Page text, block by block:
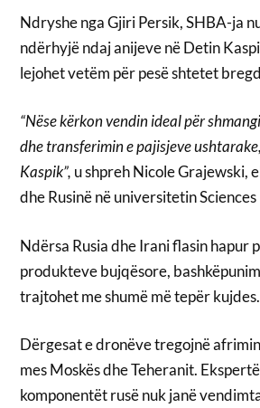
Ndryshe nga Gjiri Persik, SHBA-ja
ndërhyjë ndaj anijeve në Detin
lejohet vetëm për pesë shtetet
“Nëse kërkon vendin ideal për
dhe transferimin e pajisjeve
Kaspik”, u shpreh Nicole Grajewski,
dhe Rusinë në universitetin Sciences
Ndërsa Rusia dhe Irani flasin hapur
produkteve bujqësore,
trajtohet me shumë më tepër kujdes.
Dërgesat e dronëve tregojnë
mes Moskës dhe Teheranit.
komponentët rusë nuk janë